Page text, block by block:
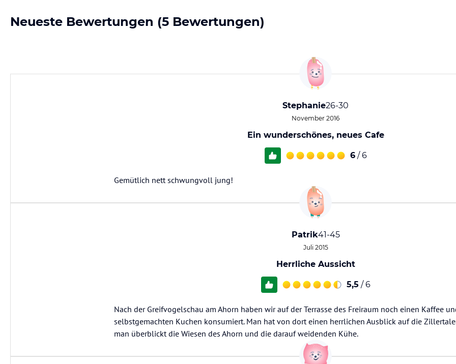
Neueste Bewertungen (5 Bewertungen)
Stephanie26-30
November 2016
Ein wunderschönes, neues Cafe
6 / 6
Gemütlich nett schwungvoll jung!
Patrik41-45
Juli 2015
Herrliche Aussicht
5,5 / 6
Nach der Greifvogelschau am Ahorn haben wir auf der Terrasse des Freiraum noch einen Kaffee
selbstgemachten Kuchen konsumiert. Man hat von dort einen herrlichen Ausblick auf die
man überblickt die Wiesen des Ahorn und die darauf weidenden Kühe.